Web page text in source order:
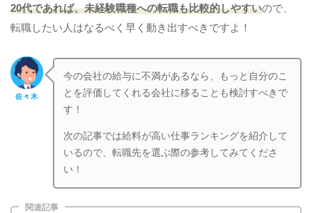
20代であれば、未経験職種への転職も比較的しやすいので、
転職したい人はなるべく早く動き出すべきですよ！
佐々木
今の会社の給与に不満があるなら、もっと自分のこ
とを評価してくれる会社に移ることも検討すべきで
す！
次の記事では給料が高い仕事ランキングを紹介して
いるので、転職先を選ぶ際の参考してみてくださ
い！
関連記事